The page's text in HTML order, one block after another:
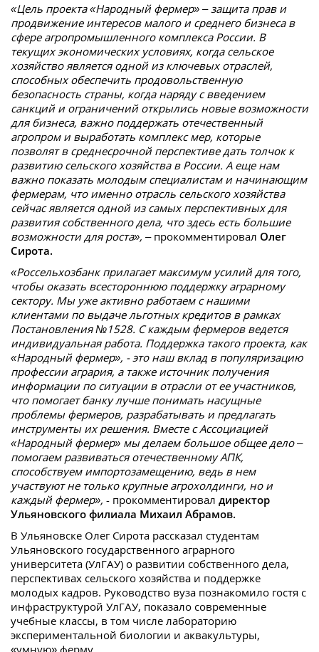
«Цель проекта «Народный фермер» – защита прав и
продвижение интересов малого и среднего бизнеса в
сфере агропромышленного комплекса России. В
текущих экономических условиях, когда сельское
хозяйство является одной из ключевых отраслей,
способных обеспечить продовольственную
безопасность страны, когда наряду с введением
санкций и ограничений открылись новые возможности
для бизнеса, важно поддержать отечественный
агропром и выработать комплекс мер, которые
позволят в среднесрочной перспективе дать толчок к
развитию сельского хозяйства в России. А еще нам
важно показать молодым специалистам и начинающим
фермерам, что именно отрасль сельского хозяйства
сейчас является одной из самых перспективных для
развития собственного дела, что здесь есть большие
возможности для роста», – прокомментировал Олег
Сирота.
«Россельхозбанк прилагает максимум усилий для того,
чтобы оказать всестороннюю поддержку аграрному
сектору. Мы уже активно работаем с нашими
клиентами по выдаче льготных кредитов в рамках
Постановления №1528. С каждым фермеров ведется
индивидуальная работа. Поддержка такого проекта, как
«Народный фермер», - это наш вклад в популяризацию
профессии агрария, а также источник получения
информации по ситуации в отрасли от ее участников,
что помогает банку лучше понимать насущные
проблемы фермеров, разрабатывать и предлагать
инструменты их решения. Вместе с Ассоциацией
«Народный фермер» мы делаем большое общее дело –
помогаем развиваться отечественному АПК,
способствуем импортозамещению, ведь в нем
участвуют не только крупные агрохолдинги, но и
каждый фермер», - прокомментировал директор
Ульяновского филиала Михаил Абрамов.
В Ульяновске Олег Сирота рассказал студентам
Ульяновского государственного аграрного
университета (УлГАУ) о развитии собственного дела,
перспективах сельского хозяйства и поддержке
молодых кадров. Руководство вуза познакомило гостя с
инфраструктурой УлГАУ, показало современные
учебные классы, в том числе лабораторию
экспериментальной биологии и аквакультуры,
«умную» ферму.